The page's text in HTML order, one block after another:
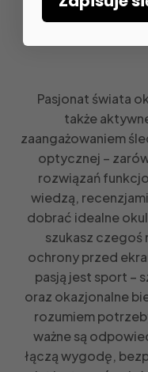
Pasjonat świata
także
zaangażowaniem
optycznej –
rozwiązań
wiedzą,
dobrać idealne
szukasz czegoś
ochrony przed
pasją jest sport –
oraz okazjonalne
rozumiem
ważne są
łączą wygodę,